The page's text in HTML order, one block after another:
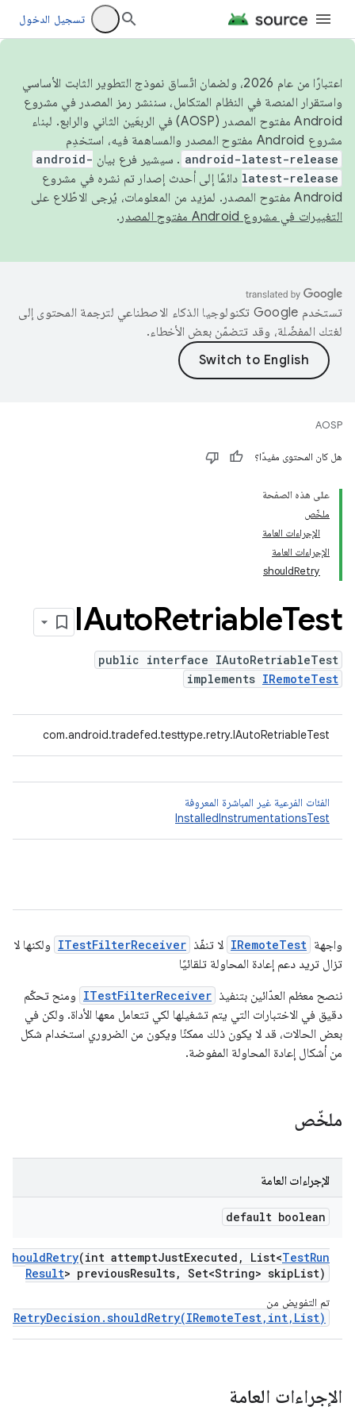
تسجيل الدخول
اعتبارًا من عام 2026، ولضمان اتّساق نموذج التطوير الثابت الأساسي
واستقرار المنصة في النظام المتكامل، سننشر رمز المصدر في مشروع
Android مفتوح المصدر (AOSP) في الربعَين الثاني والرابع. لبناء
مشروع Android مفتوح المصدر والمساهمة فيه، استخدِم
android-latest-release . سيشير فرع بيان android-
latest-release دائمًا إلى أحدث إصدار تم نشره في مشروع
Android مفتوح المصدر. لمزيد من المعلومات، يُرجى الاطّلاع على
التغييرات في مشروع Android مفتوح المصدر
.
تستخدم Google تكنولوجيا الذكاء الاصطناعي لترجمة المحتوى إلى
لغتك المفضّلة، وقد تتضمّن بعض الأخطاء.
AOSP
هل كان المحتوى مفيدًا؟
على هذه الصفحة
ملخّص
الإجراءات العامة
الإجراءات العامة
shouldRetry
IAutoRetriableTest
public interface IAutoRetriableTest
implements IRemoteTest
com.android.tradefed.testtype.retry.IAutoRetriableTest
الفئات الفرعية غير المباشرة المعروفة
InstalledInstrumentationsTest
واجهة IRemoteTest لا تنفّذ ITestFilterReceiver ولكنها لا
تزال تريد دعم إعادة المحاولة تلقائيًا
ننصح معظم العدّائين بتنفيذ ITestFilterReceiver ومنح تحكّم
دقيق في الاختبارات التي يتم تشغيلها لكي تتعامل معها الأداة. ولكن في
بعض الحالات، قد لا يكون ذلك ممكنًا ويكون من الضروري استخدام شكل
من أشكال إعادة المحاولة المفوضة.
ملخّص
الإجراءات العامة
default boolean
shouldRetry(int attemptJustExecuted , List<TestRun
Result> previousResults, Set<String> skipList)
تم التفويض من
IRetryDecision.shouldRetry(IRemoteTest,int,List)
الإجراءات العامة